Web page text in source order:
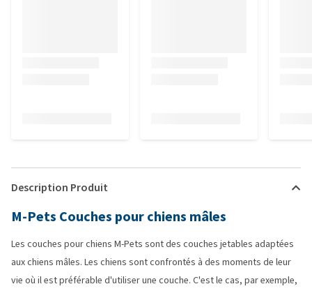
Description Produit
M-Pets Couches pour chiens mâles
Les couches pour chiens M-Pets sont des couches jetables adaptées
aux chiens mâles. Les chiens sont confrontés à des moments de leur
vie où il est préférable d'utiliser une couche. C'est le cas, par exemple,